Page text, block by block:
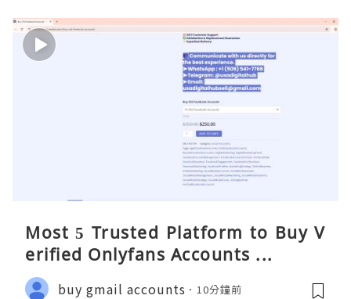
Most 5 Trusted Platform to Buy V
erified Onlyfans Accounts ...
buy gmail accounts 10分鐘前